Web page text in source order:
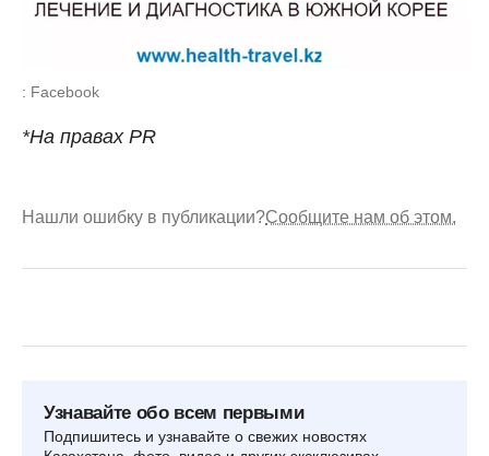
: Facebook
*На правах PR
Нашли ошибку в публикации?Сообщите нам об этом.
Узнавайте обо всем первыми
Подпишитесь и узнавайте о свежих новостях